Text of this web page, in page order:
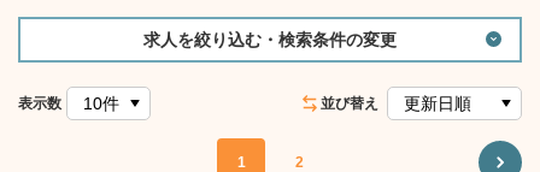
求人を絞り込む・検索条件の変更
表示数
1 2
並び替え